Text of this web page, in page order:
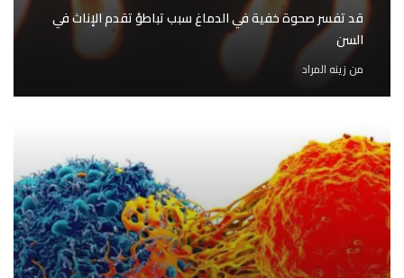
قد تفسر صحوة خفية في الدماغ سبب تباطؤ تقدم الإناث في
السن
من زينه المراد